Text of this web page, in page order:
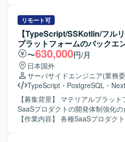
を活用した先進的な取り組みに関
駆動開発の技術検証から実運用を
経験でき、AIアプリケーション開
めることができます。 Difyをはじ
盤やツールを用いた実践的な開発
す。 【開発環境】 Dify、LLM/生成AIアプリ、ローカル開発
環境、AIテスト・評価ツール、API
ワークフロー設計などの環境で開
Cloudを用いた発見型ソーシャル
ド開発全般を担当していただきま
職能混合チームの一員として、要
リース、運用まで一気通貫で携わ
PdM、デザイナー、モバイルエン
ら新機能の設計から実装・リリー
を持って推進していただきます。
ネント設計、Platform Engineering
盤の改善にも積極的に関わってい
産性を高める仕組みづくりにも貢
CursorやClaudeなどのAIツール
リモート可
【TypeScript/SSKotlin/フル
プラットフォームのバックエ
〜630,000円/月
日本国外
サーバサイドエンジニア(業務
TypeScript ・ PostgreSQL ・
【募集背景】 マテリアルプラッ
SaaSプロダクトの開発体制強化の
【作業内容】 各種SaaSプロダク